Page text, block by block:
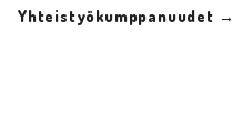
Yhteistyökumppanuudet →